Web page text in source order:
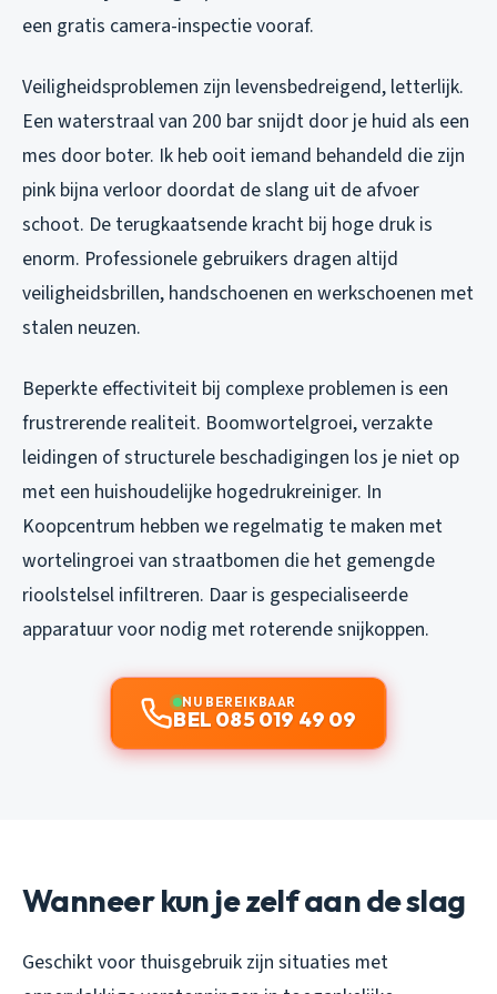
een gratis camera-inspectie vooraf.
Veiligheidsproblemen zijn levensbedreigend, letterlijk.
Een waterstraal van 200 bar snijdt door je huid als een
mes door boter. Ik heb ooit iemand behandeld die zijn
pink bijna verloor doordat de slang uit de afvoer
schoot. De terugkaatsende kracht bij hoge druk is
enorm. Professionele gebruikers dragen altijd
veiligheidsbrillen, handschoenen en werkschoenen met
stalen neuzen.
Beperkte effectiviteit bij complexe problemen is een
frustrerende realiteit. Boomwortelgroei, verzakte
leidingen of structurele beschadigingen los je niet op
met een huishoudelijke hogedrukreiniger. In
Koopcentrum hebben we regelmatig te maken met
wortelingroei van straatbomen die het gemengde
rioolstelsel infiltreren. Daar is gespecialiseerde
apparatuur voor nodig met roterende snijkoppen.
NU BEREIKBAAR
BEL 085 019 49 09
Wanneer kun je zelf aan de slag
Geschikt voor thuisgebruik zijn situaties met